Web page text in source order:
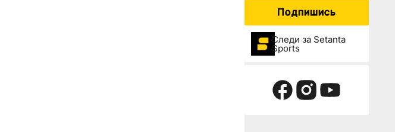
Подпишись
Следи за Setanta
Sports